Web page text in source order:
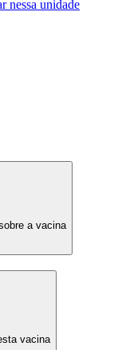
nessa unidade
a vacina
vacina